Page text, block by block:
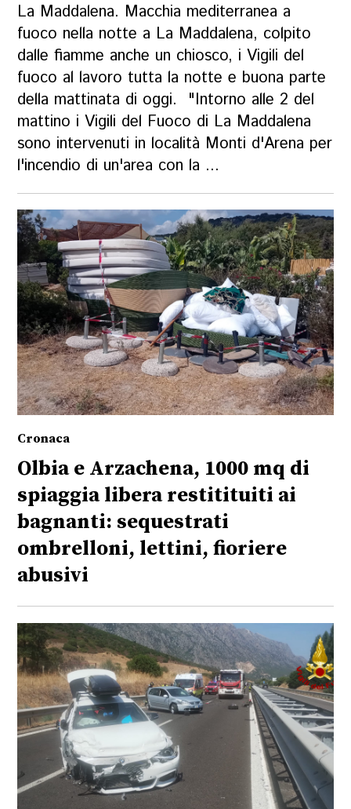
La Maddalena. Macchia mediterranea a
fuoco nella notte a La Maddalena, colpito
dalle fiamme anche un chiosco, i Vigili del
fuoco al lavoro tutta la notte e buona parte
della mattinata di oggi. "Intorno alle 2 del
mattino i Vigili del Fuoco di La Maddalena
sono intervenuti in località Monti d'Arena per
l'incendio di un'area con la ...
Cronaca
Olbia e Arzachena, 1000 mq di
spiaggia libera restitituiti ai
bagnanti: sequestrati
ombrelloni, lettini, fioriere
abusivi